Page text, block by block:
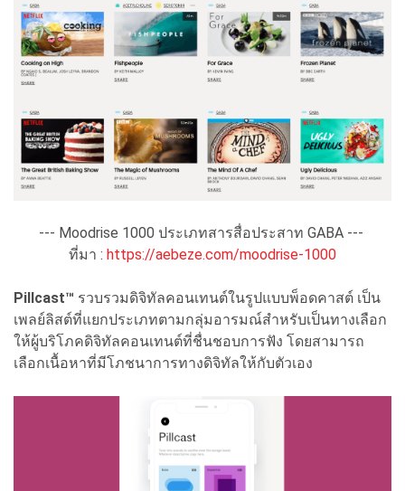
--- Moodrise 1000 ประเภทสารสื่อประสาท GABA ---
ที่มา : https://aebeze.com/moodrise-1000
Pillcast™ รวบรวมดิจิทัลคอนเทนต์ในรูปแบบพ็อดคาสต์ เป็น
เพลย์ลิสต์ที่แยกประเภทตามกลุ่มอารมณ์สำหรับเป็นทางเลือก
ให้ผู้บริโภคดิจิทัลคอนเทนต์ที่ชื่นชอบการฟัง โดยสามารถ
เลือกเนื้อหาที่มีโภชนาการทางดิจิทัลให้กับตัวเอง